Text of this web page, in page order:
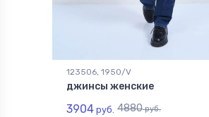
123506, 1950/V
джинсы женские
3904 руб. 4880руб.